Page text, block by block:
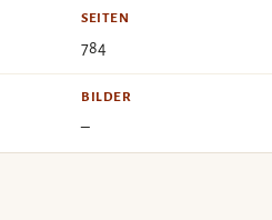
SEITEN
784
BILDER
–